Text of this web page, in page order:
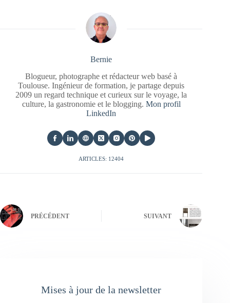
Bernie
Blogueur, photographe et rédacteur web basé à
Toulouse. Ingénieur de formation, je partage depuis
2009 un regard technique et curieux sur le voyage, la
culture, la gastronomie et le blogging. Mon profil
LinkedIn
ARTICLES: 12404
PRÉCÉDENT SUIVANT
Mises à jour de la newsletter